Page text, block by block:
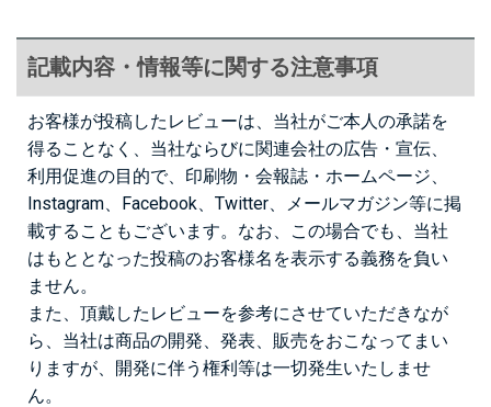
記載内容・情報等に関する注意事項
お客様が投稿したレビューは、当社がご本人の承諾を
得ることなく、当社ならびに関連会社の広告・宣伝、
利用促進の目的で、印刷物・会報誌・ホームページ、
Instagram、Facebook、Twitter、メールマガジン等に掲
載することもございます。なお、この場合でも、当社
はもととなった投稿のお客様名を表示する義務を負い
ません。
また、頂戴したレビューを参考にさせていただきなが
ら、当社は商品の開発、発表、販売をおこなってまい
りますが、開発に伴う権利等は一切発生いたしませ
ん。